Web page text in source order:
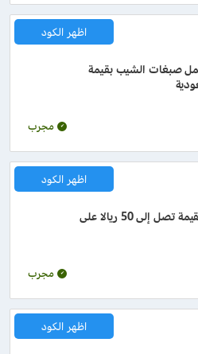
صبغات الشيب بقيمة
اظهر الكود
مجرب
كوبون خصم جي بي أورجانيك بقيمة تصل إلى 50 ريالا على
اظهر الكود
مجرب
اظهر الكود